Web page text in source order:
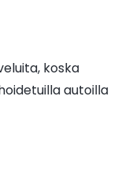
koska
autoilla